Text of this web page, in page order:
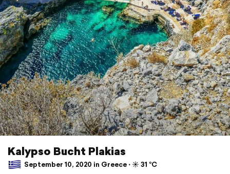
Kalypso Bucht Plakias
September 10, 2020 in Greece ⋅ ☀️ 31 °C